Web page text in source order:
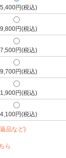
円(税込)
円(税込)
円(税込)
円(税込)
円(税込)
円(税込)
品など)
ら